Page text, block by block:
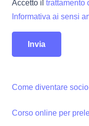
Accetto il trattamento
Informativa ai sensi
Come diventare
Corso online per